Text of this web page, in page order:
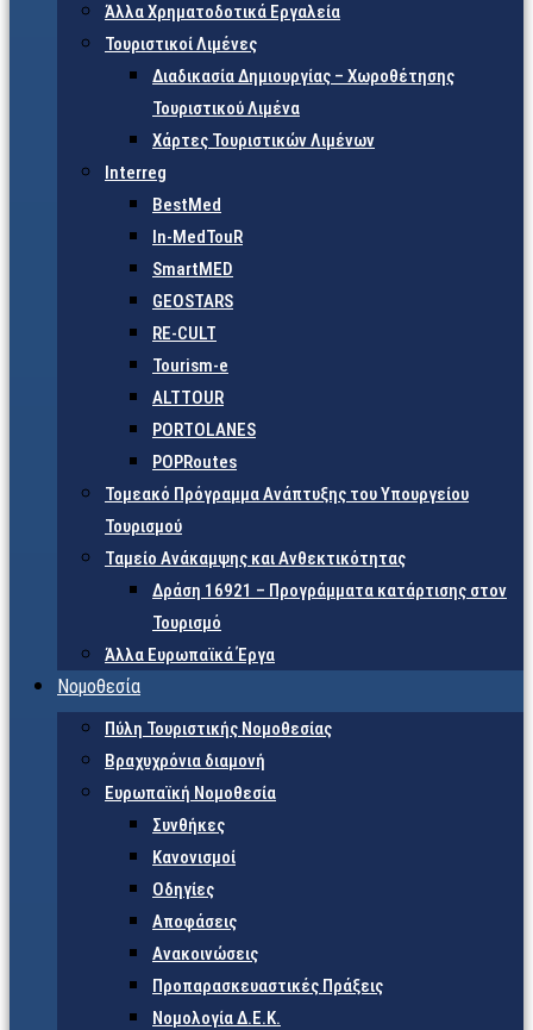
Άλλα Χρηματοδοτικά Εργαλεία
Τουριστικοί Λιμένες
Διαδικασία Δημιουργίας – Χωροθέτησης
Τουριστικού Λιμένα
Χάρτες Τουριστικών Λιμένων
Interreg
BestMed
In-MedTouR
SmartMED
GEOSTARS
RE-CULT
Tourism-e
ALTTOUR
PORTOLANES
POPRoutes
Τομεακό Πρόγραμμα Ανάπτυξης του Υπουργείου
Τουρισμού
Ταμείο Ανάκαμψης και Ανθεκτικότητας
Δράση 16921 – Προγράμματα κατάρτισης στον
Τουρισμό
Άλλα Ευρωπαϊκά Έργα
Νομοθεσία
Πύλη Τουριστικής Νομοθεσίας
Βραχυχρόνια διαμονή
Ευρωπαϊκή Νομοθεσία
Συνθήκες
Κανονισμοί
Οδηγίες
Αποφάσεις
Ανακοινώσεις
Προπαρασκευαστικές Πράξεις
Νομολογία Δ.Ε.Κ.